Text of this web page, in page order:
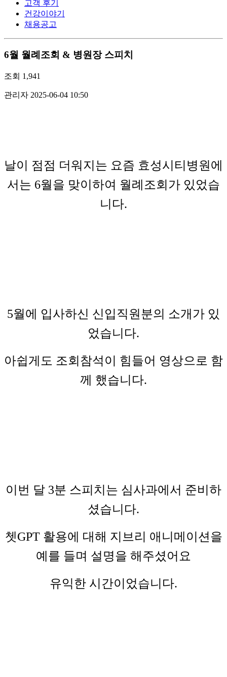
고객 후기
건강이야기
채용공고
6월 월례조회 & 병원장 스피치
조회 1,941
관리자 2025-06-04 10:50
날이 점점 더워지는 요즘 효성시티병원에
서는 6월을 맞이하여 월례조회가 있었습
니다.
5월에 입사하신 신입직원분의 소개가 있
었습니다.
아쉽게도 조회참석이 힘들어 영상으로 함
께 했습니다.
이번 달 3분 스피치는 심사과에서 준비하
셨습니다.
쳇GPT 활용에 대해 지브리 애니메이션을
예를 들며 설명을 해주셨어요
유익한 시간이었습니다.